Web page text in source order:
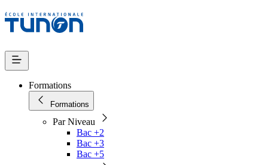
Formations
Formations
Par Niveau
Bac +2
Bac +3
Bac +5